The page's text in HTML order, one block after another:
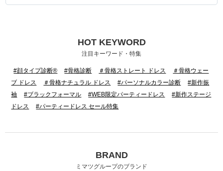
身長：164cm
HOT KEYWORD
注目キーワード・特集
#顔タイプ診断® #骨格診断 ＃骨格ストレート ドレス
＃骨格ウェー
ブ ドレス
＃骨格ナチュラル ドレス #パーソナルカラー診断
#新作振
袖
#ブラックフォーマル #WEB限定パーティードレス
#新作ステージ
ドレス
#パーティードレス セール特集
BRAND
ミマツグループのブランド